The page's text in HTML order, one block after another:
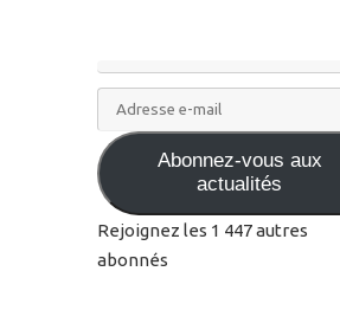
mail
Abonnez-vous aux
actualités
Rejoignez les 1 447 autres
abonnés